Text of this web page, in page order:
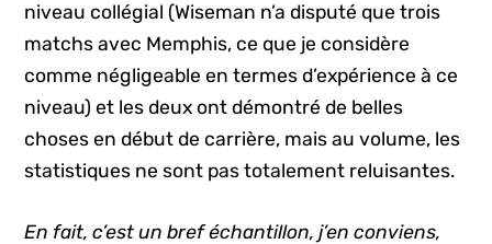
niveau collégial (Wiseman n’a disputé que trois
matchs avec Memphis, ce que je considère
comme négligeable en termes d’expérience à ce
niveau) et les deux ont démontré de belles
choses en début de carrière, mais au volume, les
statistiques ne sont pas totalement reluisantes.
En fait, c’est un bref échantillon, j’en conviens,